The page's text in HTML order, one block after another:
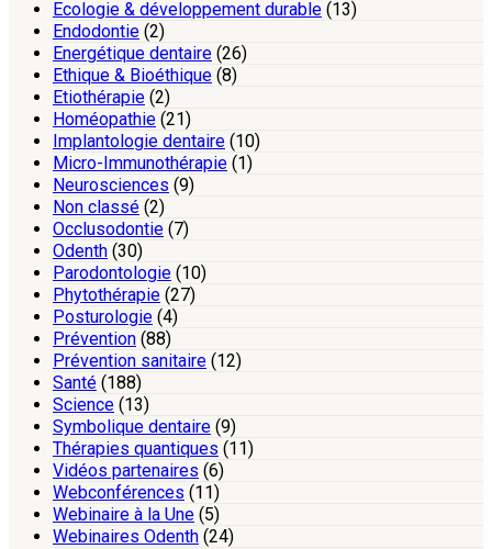
Ecologie & développement durable (13)
Endodontie (2)
Energétique dentaire (26)
Ethique & Bioéthique (8)
Etiothérapie (2)
Homéopathie (21)
Implantologie dentaire (10)
Micro-Immunothérapie (1)
Neurosciences (9)
Non classé (2)
Occlusodontie (7)
Odenth (30)
Parodontologie (10)
Phytothérapie (27)
Posturologie (4)
Prévention (88)
Prévention sanitaire (12)
Santé (188)
Science (13)
Symbolique dentaire (9)
Thérapies quantiques (11)
Vidéos partenaires (6)
Webconférences (11)
Webinaire à la Une (5)
Webinaires Odenth (24)